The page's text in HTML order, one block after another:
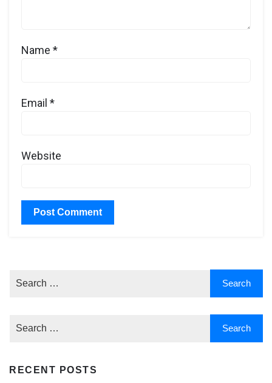
Name *
Email *
Website
RECENT POSTS